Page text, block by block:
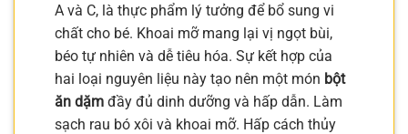
A và C, là thực phẩm lý tưởng để bổ sung vi
chất cho bé. Khoai mỡ mang lại vị ngọt bùi,
béo tự nhiên và dễ tiêu hóa. Sự kết hợp của
hai loại nguyên liệu này tạo nên một món bột
ăn dặm đầy đủ dinh dưỡng và hấp dẫn. Làm
sạch rau bó xôi và khoai mỡ. Hấp cách thủy